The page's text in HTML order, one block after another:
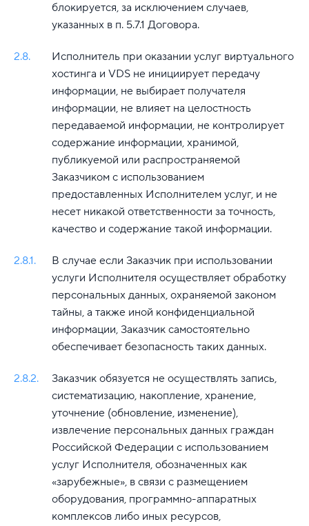
блокируется, за исключением случаев,
указанных в п. 5.7.1 Договора.
2.8.
Исполнитель при оказании услуг виртуального
хостинга и VDS не инициирует передачу
информации, не выбирает получателя
информации, не влияет на целостность
передаваемой информации, не контролирует
содержание информации, хранимой,
публикуемой или распространяемой
Заказчиком с использованием
предоставленных Исполнителем услуг, и не
несет никакой ответственности за точность,
качество и содержание такой информации.
2.8.1.
В случае если Заказчик при использовании
услуги Исполнителя осуществляет обработку
персональных данных, охраняемой законом
тайны, а также иной конфиденциальной
информации, Заказчик самостоятельно
обеспечивает безопасность таких данных.
2.8.2.
Заказчик обязуется не осуществлять запись,
систематизацию, накопление, хранение,
уточнение (обновление, изменение),
извлечение персональных данных граждан
Российской Федерации с использованием
услуг Исполнителя, обозначенных как
«зарубежные», в связи с размещением
оборудования, программно-аппаратных
комплексов либо иных ресурсов,